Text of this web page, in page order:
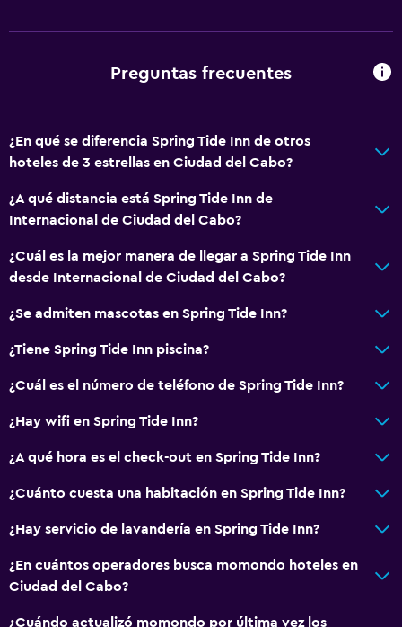
Preguntas frecuentes
¿En qué se diferencia Spring Tide Inn de otros
hoteles de 3 estrellas en Ciudad del Cabo?
¿A qué distancia está Spring Tide Inn de
Internacional de Ciudad del Cabo?
¿Cuál es la mejor manera de llegar a Spring Tide Inn
desde Internacional de Ciudad del Cabo?
¿Se admiten mascotas en Spring Tide Inn?
¿Tiene Spring Tide Inn piscina?
¿Cuál es el número de teléfono de Spring Tide Inn?
¿Hay wifi en Spring Tide Inn?
¿A qué hora es el check-out en Spring Tide Inn?
¿Cuánto cuesta una habitación en Spring Tide Inn?
¿Hay servicio de lavandería en Spring Tide Inn?
¿En cuántos operadores busca momondo hoteles en
Ciudad del Cabo?
¿Cuándo actualizó momondo por última vez los